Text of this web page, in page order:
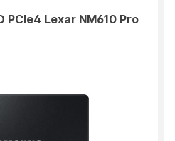
PCIe4 Lexar NM610 Pro